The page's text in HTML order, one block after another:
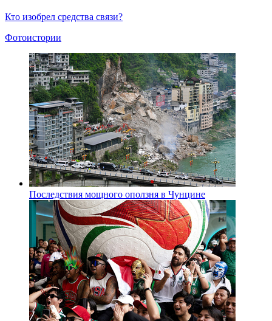
Кто изобрел средства связи?
Фотоистории
Последствия мощного оползня в Чунцине